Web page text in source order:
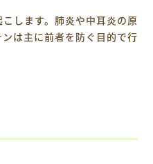
します。肺炎や中耳炎の原
は主に前者を防ぐ目的で行